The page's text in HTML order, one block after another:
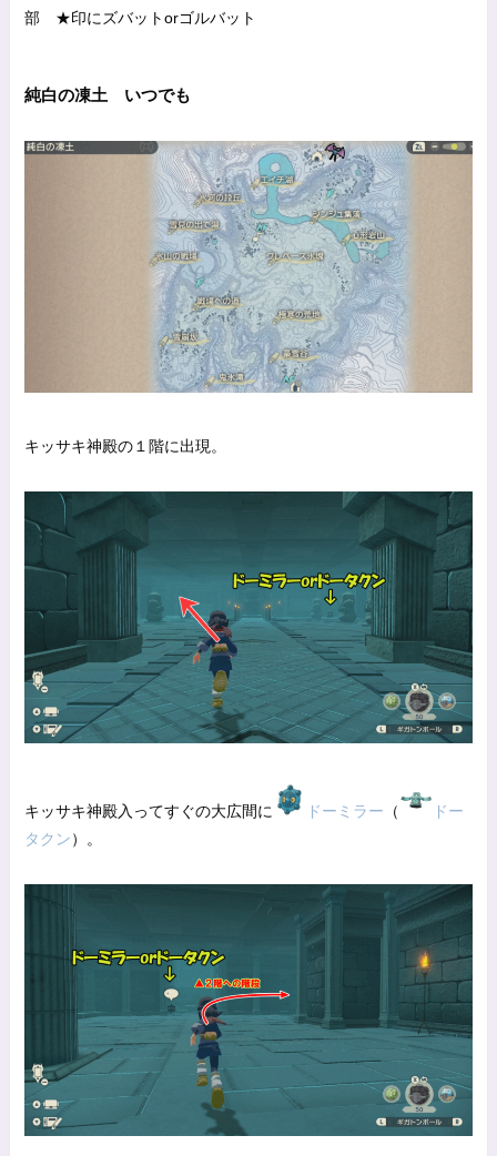
部 ★印にズバットorゴルバット
純白の凍土 いつでも
キッサキ神殿の１階に出現。
キッサキ神殿入ってすぐの大広間に ドーミラー （
ドー
タクン）。